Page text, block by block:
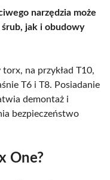
narzędzia może
jak i obudowy
na przykład T10,
T6 i T8. Posiadanie
demontaż i
bezpieczeństwo
One?